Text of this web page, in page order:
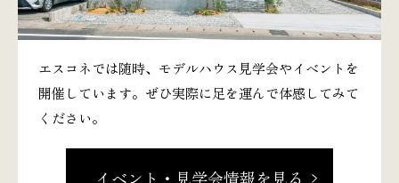
エスコネでは随時、モデルハウス見学会やイベントを
開催しています。ぜひ実際に足を運んで体感してみて
ください。
イベント・見学会情報を見る